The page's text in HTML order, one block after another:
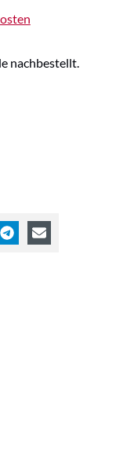
nachbestellt.